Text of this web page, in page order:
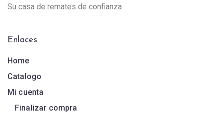
Su casa de remates de confianza
Enlaces
Home
Catalogo
Mi cuenta
Finalizar compra